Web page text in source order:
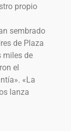
propio
sembrado
de Plaza
miles de
el
«La
lanza